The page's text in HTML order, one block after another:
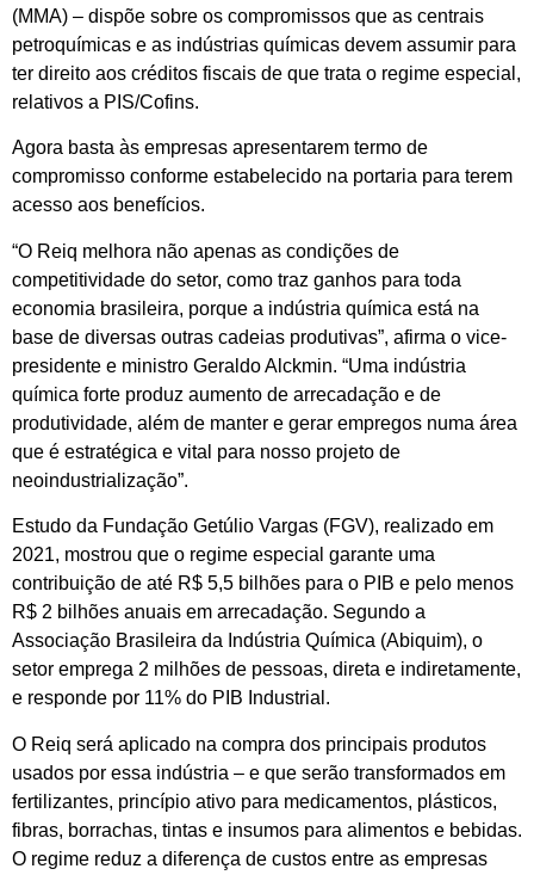
(MMA) – dispõe sobre os compromissos que as centrais
petroquímicas e as indústrias químicas devem assumir para
ter direito aos créditos fiscais de que trata o regime especial,
relativos a PIS/Cofins.
Agora basta às empresas apresentarem termo de
compromisso conforme estabelecido na portaria para terem
acesso aos benefícios.
“O Reiq melhora não apenas as condições de
competitividade do setor, como traz ganhos para toda
economia brasileira, porque a indústria química está na
base de diversas outras cadeias produtivas”, afirma o vice-
presidente e ministro Geraldo Alckmin. “Uma indústria
química forte produz aumento de arrecadação e de
produtividade, além de manter e gerar empregos numa área
que é estratégica e vital para nosso projeto de
neoindustrialização”.
Estudo da Fundação Getúlio Vargas (FGV), realizado em
2021, mostrou que o regime especial garante uma
contribuição de até R$ 5,5 bilhões para o PIB e pelo menos
R$ 2 bilhões anuais em arrecadação. Segundo a
Associação Brasileira da Indústria Química (Abiquim), o
setor emprega 2 milhões de pessoas, direta e indiretamente,
e responde por 11% do PIB Industrial.
O Reiq será aplicado na compra dos principais produtos
usados por essa indústria – e que serão transformados em
fertilizantes, princípio ativo para medicamentos, plásticos,
fibras, borrachas, tintas e insumos para alimentos e bebidas.
O regime reduz a diferença de custos entre as empresas